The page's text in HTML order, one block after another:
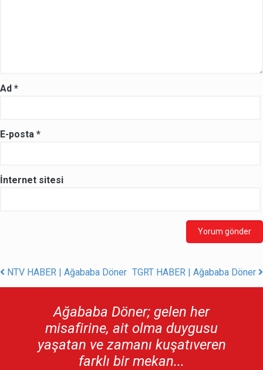
Ad *
E-posta *
İnternet sitesi
Post navigation
NTV HABER | Ağababa Döner TGRT HABER | Ağababa Döner
Ağababa Döner; gelen her
misafirine, ait olma duygusu
yaşatan ve zamanı kuşatıveren
farklı bir mekan...